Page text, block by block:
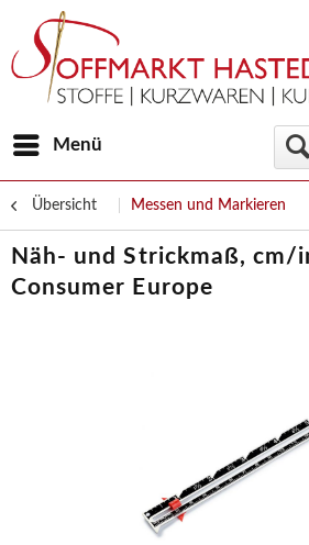
Menü
Übersicht Messen und Markieren
Näh- und Strickmaß, cm/
Consumer Europe